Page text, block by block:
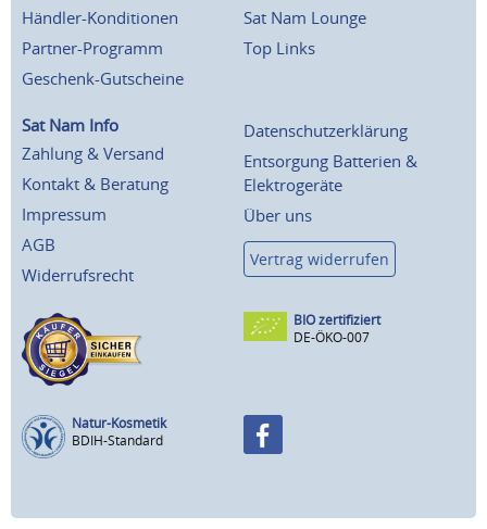
Händler-Konditionen
Partner-Programm
Geschenk-Gutscheine
Sat Nam Lounge
Top Links
Sat Nam Info
Zahlung & Versand
Kontakt & Beratung
Impressum
AGB
Widerrufsrecht
Datenschutzerklärung
Entsorgung Batterien &
Elektrogeräte
Über uns
Vertrag widerrufen
BIO zertifiziert
DE-ÖKO-007
Natur-Kosmetik
BDIH-Standard